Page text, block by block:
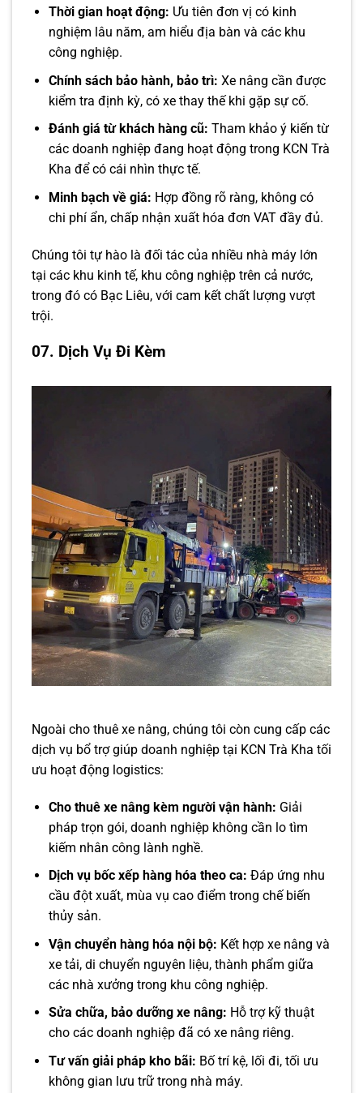
Thời gian hoạt động: Ưu tiên đơn vị có kinh
nghiệm lâu năm, am hiểu địa bàn và các khu
công nghiệp.
Chính sách bảo hành, bảo trì: Xe nâng cần được
kiểm tra định kỳ, có xe thay thế khi gặp sự cố.
Đánh giá từ khách hàng cũ: Tham khảo ý kiến từ
các doanh nghiệp đang hoạt động trong KCN Trà
Kha để có cái nhìn thực tế.
Minh bạch về giá: Hợp đồng rõ ràng, không có
chi phí ẩn, chấp nhận xuất hóa đơn VAT đầy đủ.
Chúng tôi tự hào là đối tác của nhiều nhà máy lớn
tại các khu kinh tế, khu công nghiệp trên cả nước,
trong đó có Bạc Liêu, với cam kết chất lượng vượt
trội.
07. Dịch Vụ Đi Kèm
Ngoài cho thuê xe nâng, chúng tôi còn cung cấp các
dịch vụ bổ trợ giúp doanh nghiệp tại KCN Trà Kha tối
ưu hoạt động logistics:
Cho thuê xe nâng kèm người vận hành: Giải
pháp trọn gói, doanh nghiệp không cần lo tìm
kiếm nhân công lành nghề.
Dịch vụ bốc xếp hàng hóa theo ca: Đáp ứng nhu
cầu đột xuất, mùa vụ cao điểm trong chế biến
thủy sản.
Vận chuyển hàng hóa nội bộ: Kết hợp xe nâng và
xe tải, di chuyển nguyên liệu, thành phẩm giữa
các nhà xưởng trong khu công nghiệp.
Sửa chữa, bảo dưỡng xe nâng: Hỗ trợ kỹ thuật
cho các doanh nghiệp đã có xe nâng riêng.
Tư vấn giải pháp kho bãi: Bố trí kệ, lối đi, tối ưu
không gian lưu trữ trong nhà máy.